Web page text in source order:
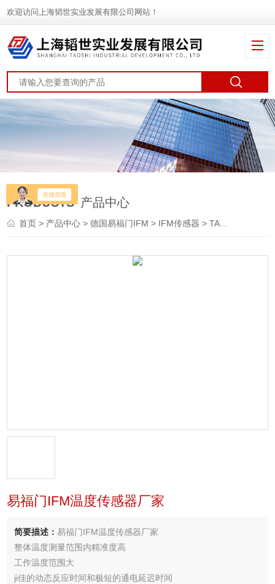
欢迎访问上海韬世实业发展有限公司网站！
PRODUCTS 产品中心
首页> 产品中心 >德国易福门IFM > IFM传感器 > TA3317易福门IFM温度传感器厂家
易福门IFM温度传感器厂家
简要描述：易福门IFM温度传感器厂家
整体温度测量范围内精准度高
工作温度范围大
ji佳的动态反应时间和极短的通电延迟时间